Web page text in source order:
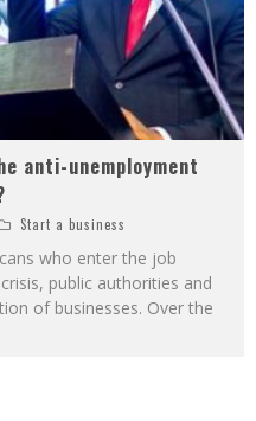
anti-unemployment
Start a business
who enter the job
public authorities and
of businesses. Over the